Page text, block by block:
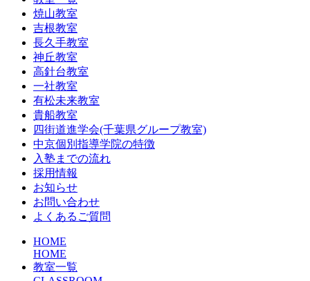
焼山教室
吉根教室
長久手教室
神丘教室
高針台教室
一社教室
有松未来教室
貴船教室
四街道進学会(千葉県グループ教室)
中京個別指導学院の特徴
入塾までの流れ
採用情報
お知らせ
お問い合わせ
よくあるご質問
HOME
HOME
教室一覧